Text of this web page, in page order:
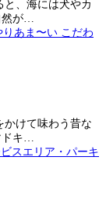
、海には犬やカ
然が…
かけて味わう昔な
ドキ…